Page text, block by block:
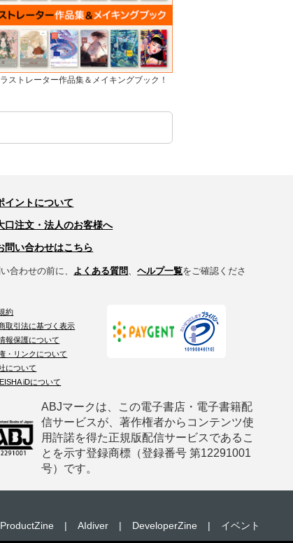
ストレーター作品集＆メイキングブック！
イントについて
口注文・法人のお客様へ
問い合わせはこちら
合わせの前に、 よくある質問 、ヘルプ一覧をご確認くださ
約
取引法に基づく表示
報保護について
・リンクについて
について
iDについて
ABJマークは、この電子書店・電子書籍配
信サービスが、著作権者からコンテンツ使
用許諾を得た正規版配信サービスであるこ
とを示す登録商標（登録番号 第12291001
号）です。
ProductZine | AIdiver | DeveloperZine | イベント